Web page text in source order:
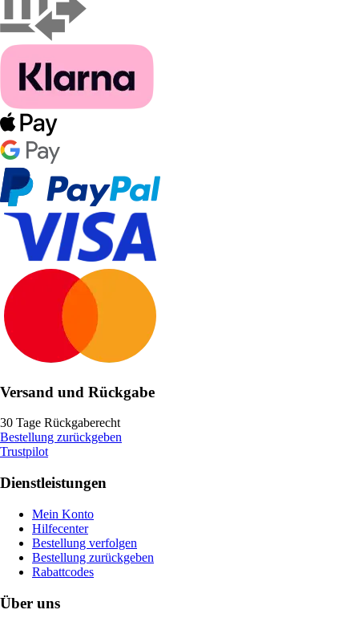
Versand und Rückgabe
30 Tage Rückgaberecht
Bestellung zurückgeben
Trustpilot
Dienstleistungen
Mein Konto
Hilfecenter
Bestellung verfolgen
Bestellung zurückgeben
Rabattcodes
Über uns